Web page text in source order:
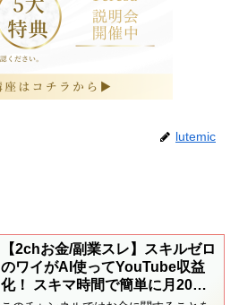
lutemic
【2chお金/副業スレ】スキルゼロ
のワイがAI使ってYouTube収益
化！ スキマ時間で簡単に月20万